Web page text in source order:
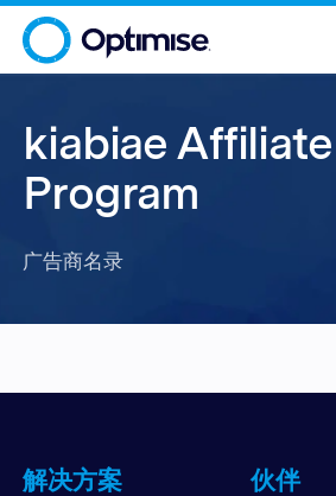
kiabiae Affiliate
Program
广告商名录
解决方案 伙伴